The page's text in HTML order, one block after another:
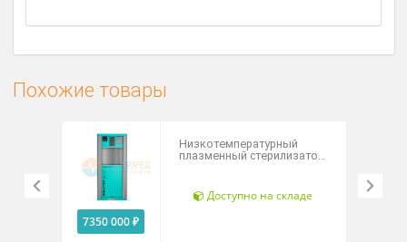
Распашная /слайдовая дверь с надежным
автоматическим механизмом закрытия и
контролем блокировки.